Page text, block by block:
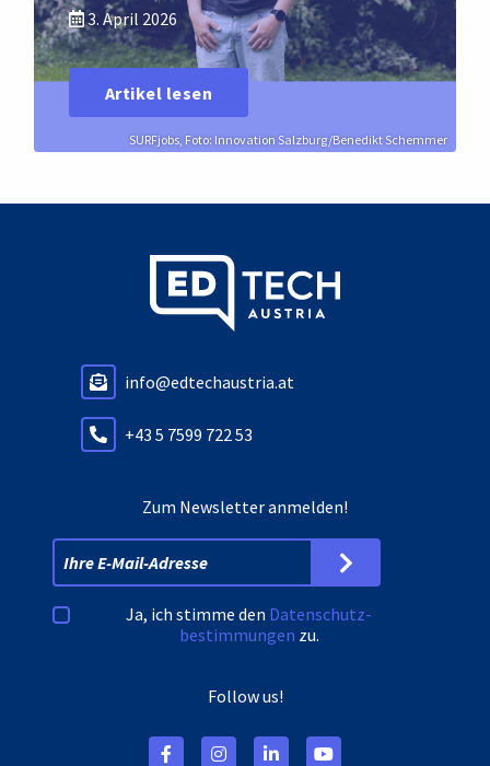
SURFjobs, Foto: Innovation Salzburg/Benedikt Schemmer
3. April 2026
Artikel lesen
info@edtechaustria.at
+43 5 7599 722 53
Zum Newsletter anmelden!
Ja, ich stimme den Datenschutz­
bestimmungen zu.
Follow us!